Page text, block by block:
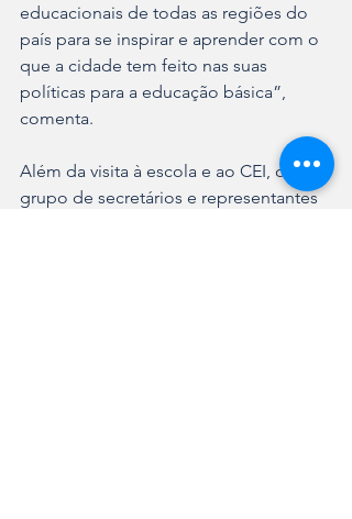
educacionais de todas as regiões do
país para se inspirar e aprender com o
que a cidade tem feito nas suas
políticas para a educação básica”,
comenta.
Além da visita à escola e ao CEI, o
grupo de secretários e representantes